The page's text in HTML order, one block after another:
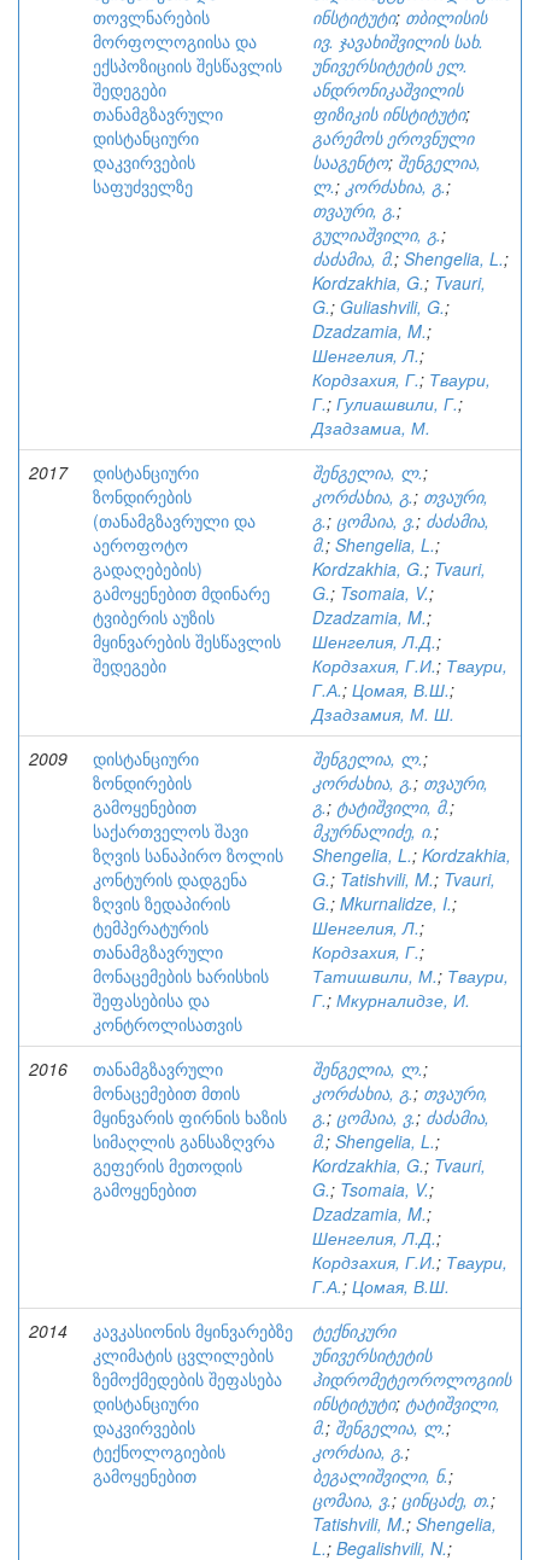
თოვლნარების
მორფოლოგიისა და
ექსპოზიციის შესწავლის
შედეგები
თანამგზავრული
დისტანციური
დაკვირვების
საფუძველზე
ინსტიტუტი; თბილისის
ივ. ჯავახიშვილის სახ.
უნივერსიტეტის ელ.
ანდრონიკაშვილის
ფიზიკის ინსტიტუტი;
გარემოს ეროვნული
სააგენტო; შენგელია,
ლ.; კორძახია, გ.;
თვაური, გ.;
გულიაშვილი, გ.;
ძაძამია, მ.; Shengelia, L.;
Kordzakhia, G.; Tvauri,
G.; Guliashvili, G.;
Dzadzamia, M.;
Шенгелия, Л.;
Кордзахия, Г.; Тваури,
Г.; Гулиашвили, Г.;
Дзадзамиа, М.
2017
დისტანციური
ზონდირების
(თანამგზავრული და
აეროფოტო
გადაღებების)
გამოყენებით მდინარე
ტვიბერის აუზის
მყინვარების შესწავლის
შედეგები
შენგელია, ლ.;
კორძახია, გ.; თვაური,
გ.; ცომაია, ვ.; ძაძამია,
მ.; Shengelia, L.;
Kordzakhia, G.; Tvauri,
G.; Tsomaia, V.;
Dzadzamia, M.;
Шенгелия, Л.Д.;
Кордзахия, Г.И.; Тваури,
Г.А.; Цомая, В.Ш.;
Дзадзамия, М. Ш.
2009
დისტანციური
ზონდირების
გამოყენებით
საქართველოს შავი
ზღვის სანაპირო ზოლის
კონტურის დადგენა
ზღვის ზედაპირის
ტემპერატურის
თანამგზავრული
მონაცემების ხარისხის
შეფასებისა და
კონტროლისათვის
შენგელია, ლ.;
კორძახია, გ.; თვაური,
გ.; ტატიშვილი, მ.;
მკურნალიძე, ი.;
Shengelia, L.; Kordzakhia,
G.; Tatishvili, M.; Tvauri,
G.; Mkurnalidze, I.;
Шенгелия, Л.;
Кордзахия, Г.;
Татишвили, М.; Тваури,
Г.; Мкурналидзе, И.
2016
თანამგზავრული
მონაცემებით მთის
მყინვარის ფირნის ხაზის
სიმაღლის განსაზღვრა
გეფერის მეთოდის
გამოყენებით
შენგელია, ლ.;
კორძახია, გ.; თვაური,
გ.; ცომაია, ვ.; ძაძამია,
მ.; Shengelia, L.;
Kordzakhia, G.; Tvauri,
G.; Tsomaia, V.;
Dzadzamia, M.;
Шенгелия, Л.Д.;
Кордзахия, Г.И.; Тваури,
Г.А.; Цомая, В.Ш.
2014
კავკასიონის მყინვარებზე
კლიმატის ცვლილების
ზემოქმედების შეფასება
დისტანციური
დაკვირვების
ტექნოლოგიების
გამოყენებით
ტექნიკური
უნივერსიტეტის
ჰიდრომეტეოროლოგიის
ინსტიტუტი; ტატიშვილი,
მ.; შენგელია, ლ.;
კორძაია, გ.;
ბეგალიშვილი, ნ.;
ცომაია, ვ.; ცინცაძე, თ.;
Tatishvili, M.; Shengelia,
L.; Begalishvili, N.;